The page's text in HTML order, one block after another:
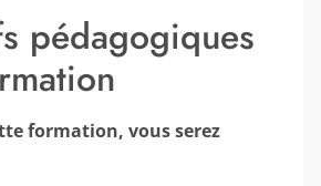
pédagogiques
formation, vous serez